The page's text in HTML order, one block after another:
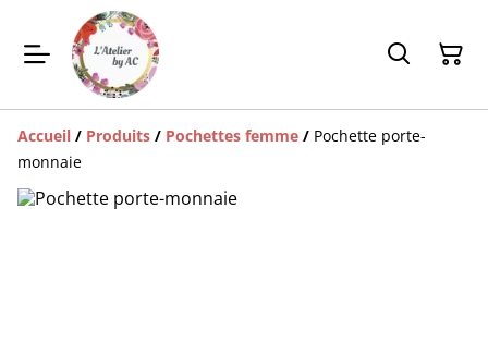
Accueil / Produits / Pochettes femme / Pochette porte-
monnaie